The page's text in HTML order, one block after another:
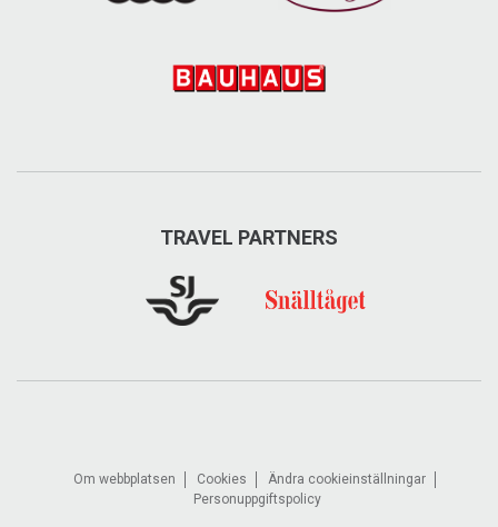
Klassisk svensk husmanskost tillagad på lokala
TRAVEL PARTNERS
Om webbplatsen Cookies
Ändra cookieinställningar
Personuppgiftspolicy